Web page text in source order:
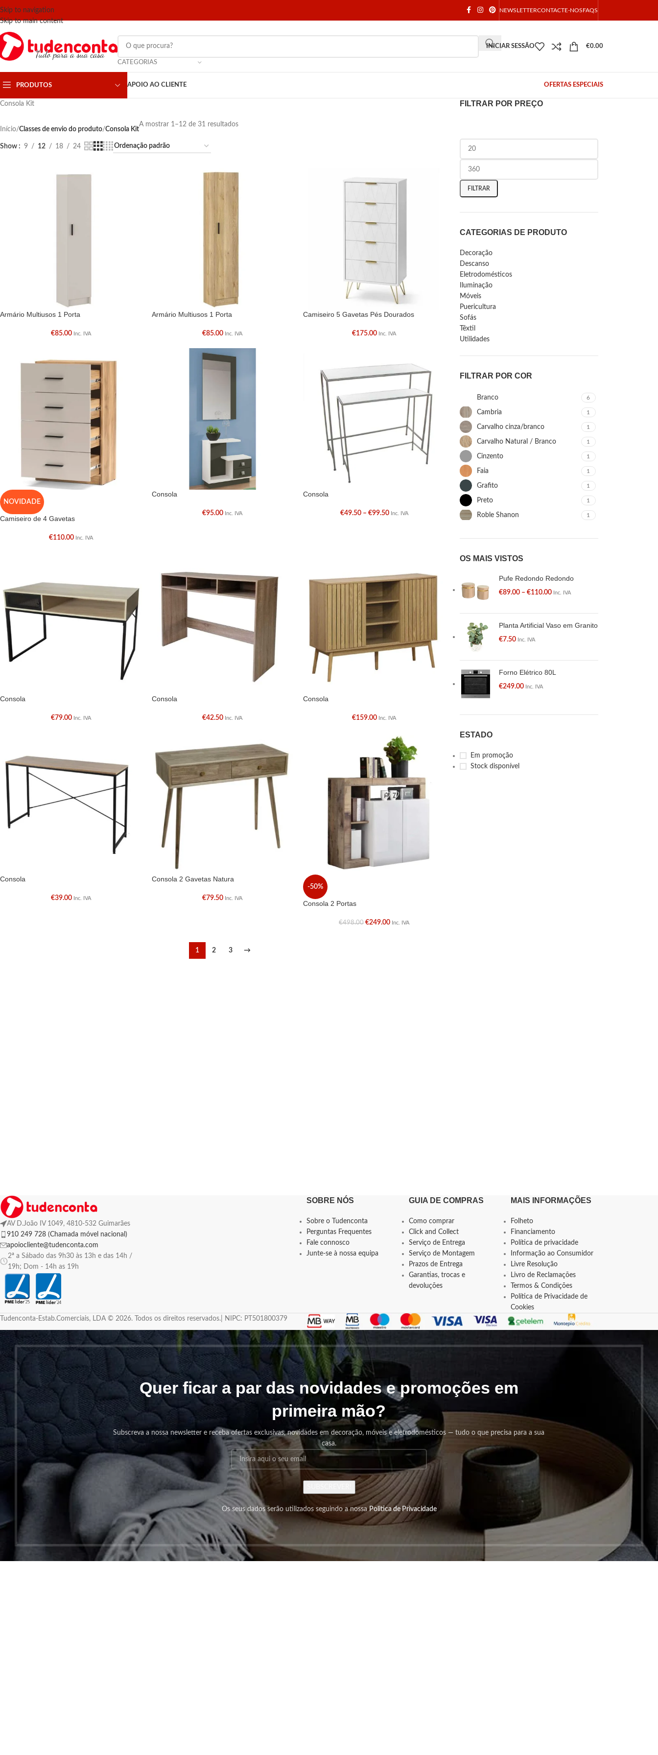
Skip to navigation
Skip to main content
NEWSLETTERCONTACTE-NOSFAQS
CATEGORIAS
INICIAR SESSÃO €0.00
PRODUTOS APOIO AO CLIENTE OFERTAS ESPECIAIS
Consola Kit
Início/Classes de envio do produto/Consola Kit
A mostrar 1–12 de 31 resultados
Show 9 12 18 24
Armário Multiusos 1 Porta
€85.00 Inc. IVA
Armário Multiusos 1 Porta
€85.00 Inc. IVA
Camiseiro 5 Gavetas Pés Dourados
€175.00 Inc. IVA
NOVIDADE
Camiseiro de 4 Gavetas
€110.00 Inc. IVA
Consola
€95.00 Inc. IVA
Consola
€49.50 – €99.50 Inc. IVA
Consola
€79.00 Inc. IVA
Consola
€42.50 Inc. IVA
Consola
€159.00 Inc. IVA
Consola
€39.00 Inc. IVA
Consola 2 Gavetas Natura
€79.50 Inc. IVA
-50%
Consola 2 Portas
€498.00 €249.00 Inc. IVA
1 2 3 →
FILTRAR POR PREÇO
FILTRAR
CATEGORIAS DE PRODUTO
Decoração
Descanso
Eletrodomésticos
Iluminação
Móveis
Puericultura
Sofás
Têxtil
Utilidades
FILTRAR POR COR
Branco 6
Cambria 1
Carvalho cinza/branco 1
Carvalho Natural / Branco 1
Cinzento 1
Faia 1
Grafito 1
Preto 1
Roble Shanon 1
OS MAIS VISTOS
Pufe Redondo Redondo
€89.00 – €110.00 Inc. IVA
Planta Artificial Vaso em Granito
€7.50 Inc. IVA
Forno Elétrico 80L
€249.00 Inc. IVA
ESTADO
Em promoção
Stock disponível
AV D.João IV 1049, 4810-532 Guimarães
910 249 728 (Chamada móvel nacional)
apoiocliente@tudenconta.com
2ª a Sábado das 9h30 às 13h e das 14h /
19h; Dom - 14h as 19h
SOBRE NÓS
Sobre o Tudenconta
Perguntas Frequentes
Fale connosco
Junte-se à nossa equipa
GUIA DE COMPRAS
Como comprar
Click and Collect
Serviço de Entrega
Serviço de Montagem
Prazos de Entrega
Garantias, trocas e
devoluções
MAIS INFORMAÇÕES
Folheto
Financiamento
Política de privacidade
Informação ao Consumidor
Livre Resolução
Livro de Reclamações
Termos & Condições
Política de Privacidade de
Cookies
Tudenconta-Estab.Comerciais, LDA © 2026. Todos os direitos reservados.| NIPC: PT501800379
Quer ficar a par das novidades e promoções em
primeira mão?
Subscreva a nossa newsletter e receba ofertas exclusivas, novidades em decoração, móveis e eletrodomésticos — tudo o que precisa para a sua
casa.
Os seus dados serão utilizados seguindo a nossaPolitica de Privacidade